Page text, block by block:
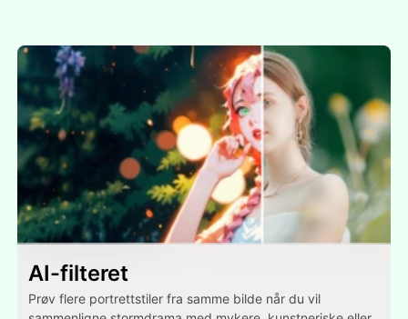
AI-filteret
Prøv flere portrettstiler fra samme bilde når du vil